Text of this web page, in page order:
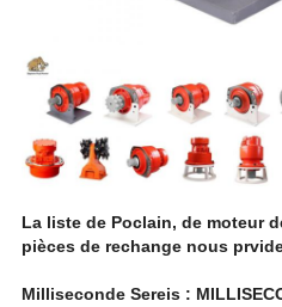
La liste de Poclain, de moteur
pièces de rechange nous
Milliseconde Sereis :